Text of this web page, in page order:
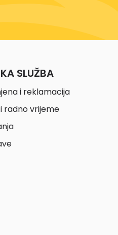
SLUŽBA
i reklamacija
radno vrijeme